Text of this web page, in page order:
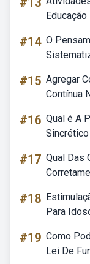
#14 O
#15 Agregar
Contínua
#16 Qual é A
Sincrético
#17 Qual Das
#18
Para
#19 Como
Lei De